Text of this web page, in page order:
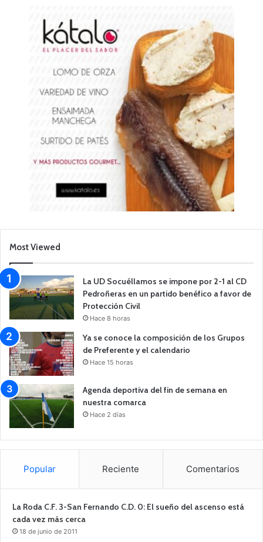
Most Viewed
La UD Socuéllamos se impone por 2-1 al CD
Pedroñeras en un partido benéfico a favor de
Protección Civil
Hace 8 horas
Ya se conoce la composición de los Grupos
de Preferente y el calendario
Hace 15 horas
Agenda deportiva del fin de semana en
nuestra comarca
Hace 2 días
Popular Reciente Comentarios
La Roda C.F. 3-San Fernando C.D. 0: El sueño del ascenso está
cada vez más cerca
18 de junio de 2011